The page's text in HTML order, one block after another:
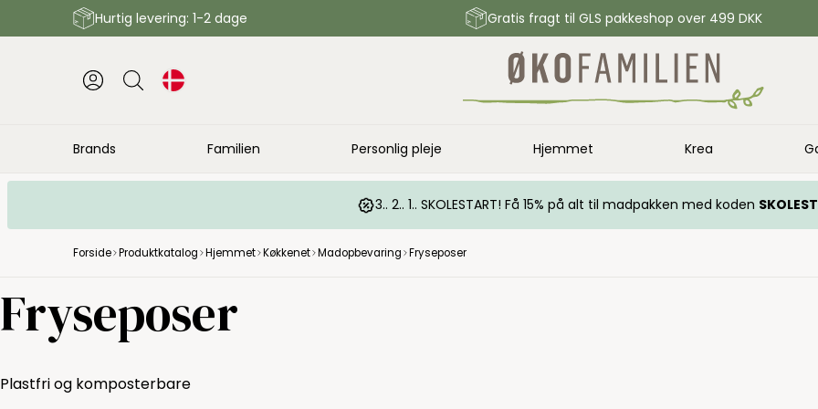
Hurtig levering: 1-2 dage Gratis fragt til GLS pakkeshop over 499 DKK
Brands Familien Personlig pleje Hjemmet Krea
3.. 2.. 1.. SKOLESTART! Få 15% på alt til madpakken med koden
Forside Produktkatalog Hjemmet Køkkenet Madopbevaring Fryseposer
Fryseposer
Plastfri og komposterbare